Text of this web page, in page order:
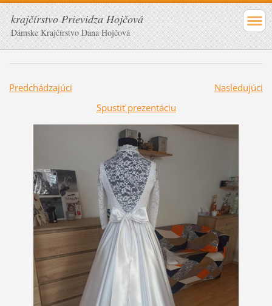
krajčírstvo Prievidza Hojčová
Dámske Krajčírstvo Dana Hojčová
Predchádzajúci
Nasledujúci
Spustiť prezentáciu